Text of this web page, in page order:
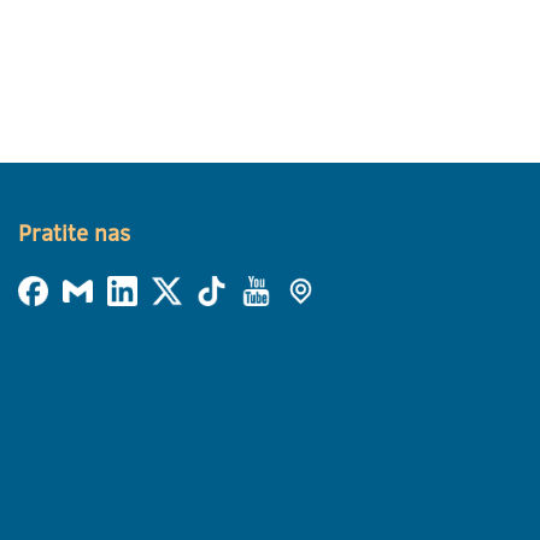
Pratite nas